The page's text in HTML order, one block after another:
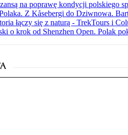
na poprawę kondycji polskiego
Z Kåsebergi do Dziwnowa.
łączy się z naturą - TrekTours i
o krok od Shenzhen Open. Polak